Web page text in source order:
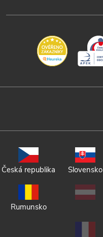
Česká republika Slovensko
Rumunsko